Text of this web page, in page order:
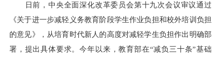
日前，中央全面深化改革委员会第十九次会议审议通过
《关于进一步减轻义务教育阶段学生作业负担和校外培训负担
的意见》，从培育时代新人的高度对减轻学生负担作出明确部
署，提出具体要求。今年以来，教育部在“减负三十条”基础